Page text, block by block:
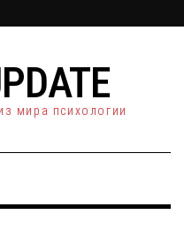
мира психологии